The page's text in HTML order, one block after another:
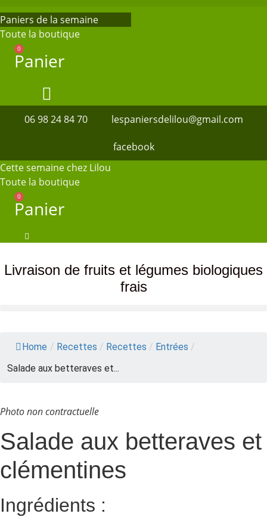
au
contenu
Paniers de la semaine
Toute la boutique
0
Panier
06 98 24 84 70 lespaniersdelilou@gmail.com
facebook
Cette semaine chez Lilou
Toute la boutique
0
Panier
Livraison de fruits et légumes biologiques
frais
Home / Recettes / Recettes / Entrées /
Salade aux betteraves et...
Photo non contractuelle
Salade aux betteraves et
clémentines
Ingrédients :